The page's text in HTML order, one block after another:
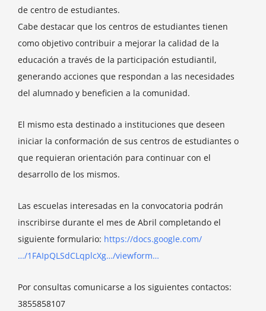
de centro de estudiantes.
Cabe destacar que los centros de estudiantes tienen
como objetivo contribuir a mejorar la calidad de la
educación a través de la participación estudiantil,
generando acciones que respondan a las necesidades
del alumnado y beneficien a la comunidad.
El mismo esta destinado a instituciones que deseen
iniciar la conformación de sus centros de estudiantes o
que requieran orientación para continuar con el
desarrollo de los mismos.
Las escuelas interesadas en la convocatoria podrán
inscribirse durante el mes de Abril completando el
siguiente formulario: https://docs.google.com/
…/1FAIpQLSdCLqplcXg…/viewform…
Por consultas comunicarse a los siguientes contactos:
3855858107